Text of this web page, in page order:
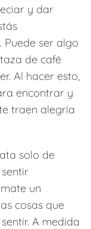
y dar
Puede ser algo
de café
Al hacer esto,
encontrar y
traen alegría
solo de
un
cosas que
A medida